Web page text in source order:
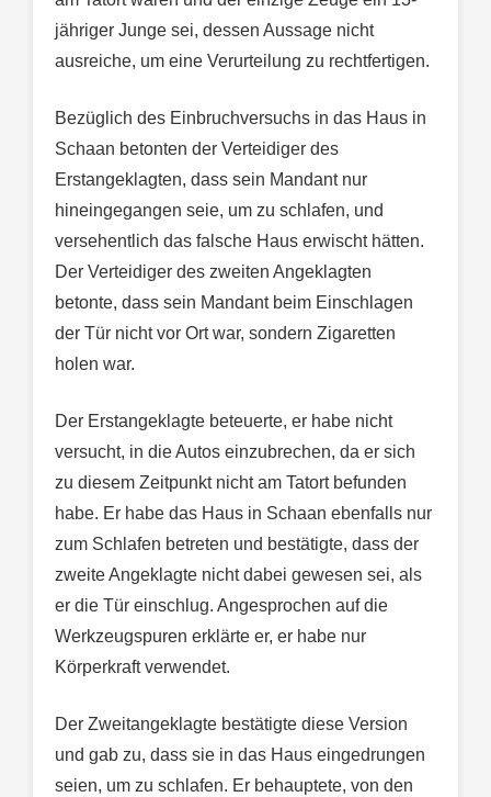
jähriger Junge sei, dessen Aussage nicht
ausreiche, um eine Verurteilung zu rechtfertigen.
Bezüglich des Einbruchversuchs in das Haus in
Schaan betonten der Verteidiger des
Erstangeklagten, dass sein Mandant nur
hineingegangen seie, um zu schlafen, und
versehentlich das falsche Haus erwischt hätten.
Der Verteidiger des zweiten Angeklagten
betonte, dass sein Mandant beim Einschlagen
der Tür nicht vor Ort war, sondern Zigaretten
holen war.
Der Erstangeklagte beteuerte, er habe nicht
versucht, in die Autos einzubrechen, da er sich
zu diesem Zeitpunkt nicht am Tatort befunden
habe. Er habe das Haus in Schaan ebenfalls nur
zum Schlafen betreten und bestätigte, dass der
zweite Angeklagte nicht dabei gewesen sei, als
er die Tür einschlug. Angesprochen auf die
Werkzeugspuren erklärte er, er habe nur
Körperkraft verwendet.
Der Zweitangeklagte bestätigte diese Version
und gab zu, dass sie in das Haus eingedrungen
seien, um zu schlafen. Er behauptete, von den